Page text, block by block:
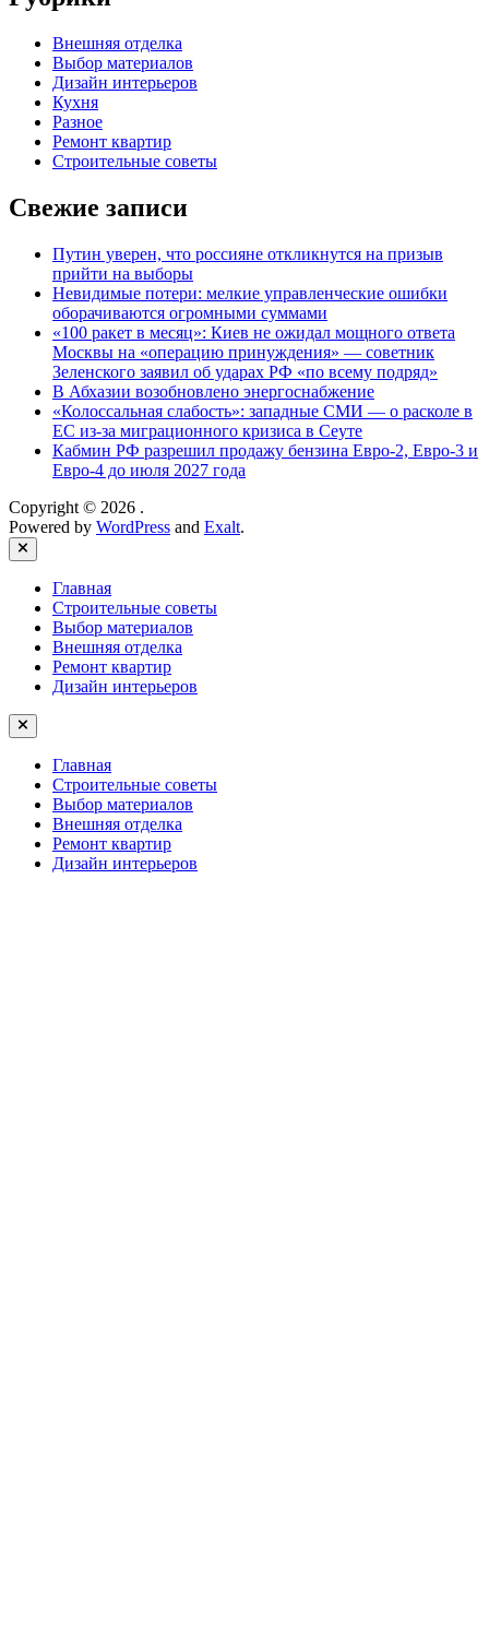
Внешняя отделка
Выбор материалов
Дизайн интерьеров
Кухня
Разное
Ремонт квартир
Строительные советы
Свежие записи
Путин уверен, что россияне откликнутся на призыв
прийти на выборы
Невидимые потери: мелкие управленческие ошибки
оборачиваются огромными суммами
«100 ракет в месяц»: Киев не ожидал мощного ответа
Москвы на «операцию принуждения» — советник
Зеленского заявил об ударах РФ «по всему подряд»
В Абхазии возобновлено энергоснабжение
«Колоссальная слабость»: западные СМИ — о расколе в
ЕС из-за миграционного кризиса в Сеуте
Кабмин РФ разрешил продажу бензина Евро-2, Евро-3 и
Евро-4 до июля 2027 года
Copyright © 2026 .
Powered by WordPress and Exalt.
Close
Главная
Строительные советы
Выбор материалов
Внешняя отделка
Ремонт квартир
Дизайн интерьеров
Главная
Строительные советы
Выбор материалов
Внешняя отделка
Ремонт квартир
Дизайн интерьеров